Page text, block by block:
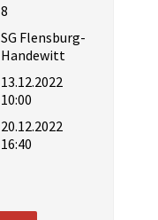
8
SG Flensburg-
Handewitt
13.12.2022
10:00
20.12.2022
16:40